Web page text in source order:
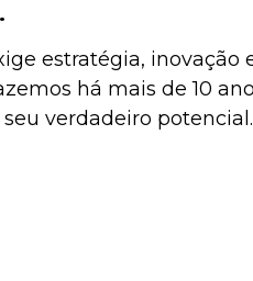
estratégia, inovação
há mais de 10
verdadeiro potencial.